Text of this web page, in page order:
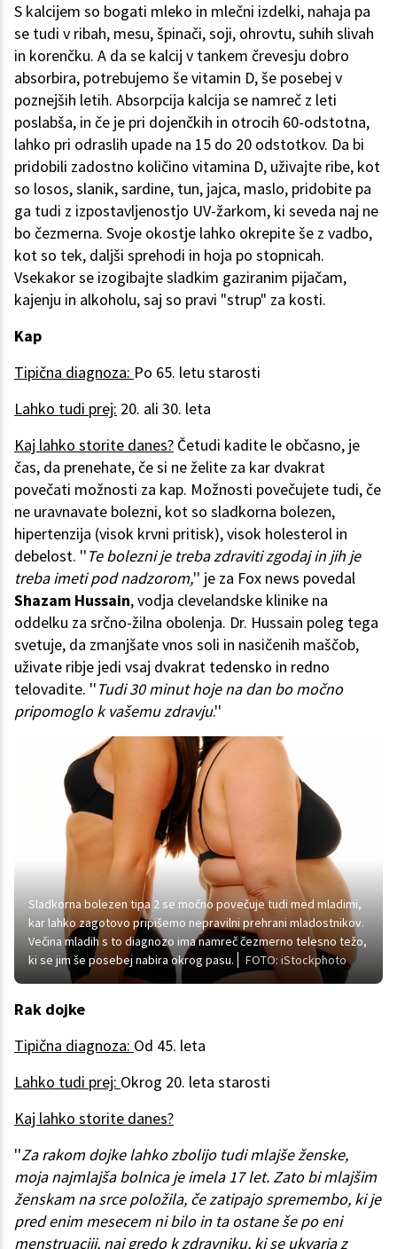
S kalcijem so bogati mleko in mlečni izdelki, nahaja pa
se tudi v ribah, mesu, špinači, soji, ohrovtu, suhih slivah
in korenčku. A da se kalcij v tankem črevesju dobro
absorbira, potrebujemo še vitamin D, še posebej v
poznejših letih. Absorpcija kalcija se namreč z leti
poslabša, in če je pri dojenčkih in otrocih 60-odstotna,
lahko pri odraslih upade na 15 do 20 odstotkov. Da bi
pridobili zadostno količino vitamina D, uživajte ribe, kot
so losos, slanik, sardine, tun, jajca, maslo, pridobite pa
ga tudi z izpostavljenostjo UV-žarkom, ki seveda naj ne
bo čezmerna. Svoje okostje lahko okrepite še z vadbo,
kot so tek, daljši sprehodi in hoja po stopnicah.
Vsekakor se izogibajte sladkim gaziranim pijačam,
kajenju in alkoholu, saj so pravi "strup" za kosti.
Kap
Tipična diagnoza: Po 65. letu starosti
Lahko tudi prej: 20. ali 30. leta
Kaj lahko storite danes? Četudi kadite le občasno, je
čas, da prenehate, če si ne želite za kar dvakrat
povečati možnosti za kap. Možnosti povečujete tudi, če
ne uravnavate bolezni, kot so sladkorna bolezen,
hipertenzija (visok krvni pritisk), visok holesterol in
debelost. ''Te bolezni je treba zdraviti zgodaj in jih je
treba imeti pod nadzorom,'' je za Fox news povedal
Shazam Hussain, vodja clevelandske klinike na
oddelku za srčno-žilna obolenja. Dr. Hussain poleg tega
svetuje, da zmanjšate vnos soli in nasičenih maščob,
uživate ribje jedi vsaj dvakrat tedensko in redno
telovadite. ''Tudi 30 minut hoje na dan bo močno
pripomoglo k vašemu zdravju.''
Sladkorna bolezen tipa 2 se močno povečuje tudi med mladimi,
kar lahko zagotovo pripišemo nepravilni prehrani mladostnikov.
Večina mladih s to diagnozo ima namreč čezmerno telesno težo,
ki se jim še posebej nabira okrog pasu.
FOTO: iStockphoto
Rak dojke
Tipična diagnoza: Od 45. leta
Lahko tudi prej: Okrog 20. leta starosti
Kaj lahko storite danes?
''Za rakom dojke lahko zbolijo tudi mlajše ženske,
moja najmlajša bolnica je imela 17 let. Zato bi mlajšim
ženskam na srce položila, če zatipajo spremembo, ki je
pred enim mesecem ni bilo in ta ostane še po eni
menstruaciji, naj gredo k zdravniku, ki se ukvarja z